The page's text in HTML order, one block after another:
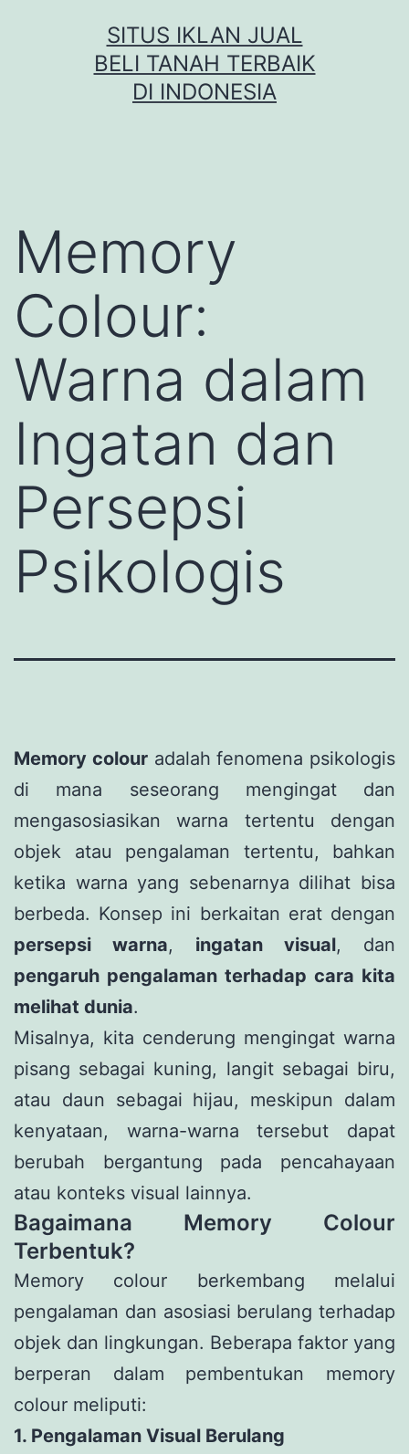
SITUS IKLAN JUAL
BELI TANAH TERBAIK
DI INDONESIA
Memory
Colour:
Warna dalam
Ingatan dan
Persepsi
Psikologis
Memory colouradalah fenomena psikologis
di mana seseorang mengingat dan
mengasosiasikan warna tertentu dengan
objek atau pengalaman tertentu, bahkan
ketika warna yang sebenarnya dilihat bisa
berbeda. Konsep ini berkaitan erat dengan
persepsi warna, ingatan visual, dan
pengaruh pengalaman terhadap cara kita
melihat dunia.
Misalnya, kita cenderung mengingat warna
pisang sebagai kuning, langit sebagai biru,
atau daun sebagai hijau, meskipun dalam
kenyataan, warna-warna tersebut dapat
berubah bergantung pada pencahayaan
atau konteks visual lainnya.
Bagaimana Memory Colour
Terbentuk?
Memory colour berkembang melalui
pengalaman dan asosiasi berulang terhadap
objek dan lingkungan. Beberapa faktor yang
berperan dalam pembentukan memory
colour meliputi:
1. Pengalaman Visual Berulang